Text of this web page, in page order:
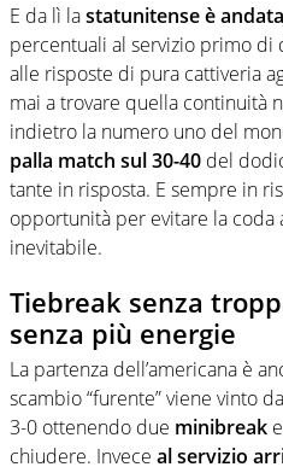
E da lì lastatunitense è
percentuali al servizio primo di
alle risposte di pura cattiveria
mai a trovare quella continuità
indietro la numero uno del
palla match sul 30-40 del
tante in risposta. E sempre in
opportunità per evitare la coda
inevitabile.
Tiebreak senza
senza più energie
La partenza dell’americana è
scambio “furente” viene vinto da
3-0 ottenendo due minibreak
chiudere. Invece al servizio